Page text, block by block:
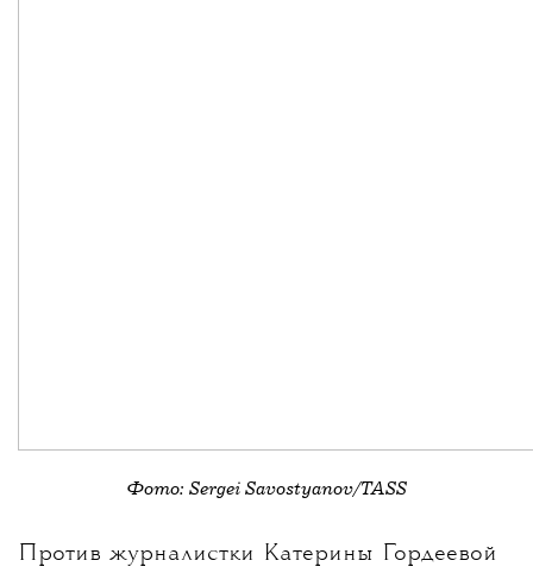
Фото: Sergei Savostyanov/TASS
Против журналистки Катерины Гордеевой